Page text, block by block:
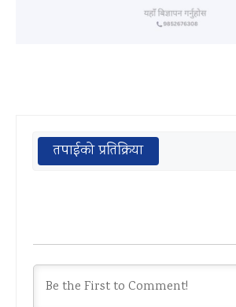
तपाईको प्रतिक्रिया